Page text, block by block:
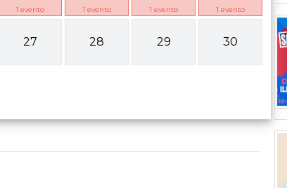
1 evento 1 evento 1 evento 1 evento
27 28 29 30